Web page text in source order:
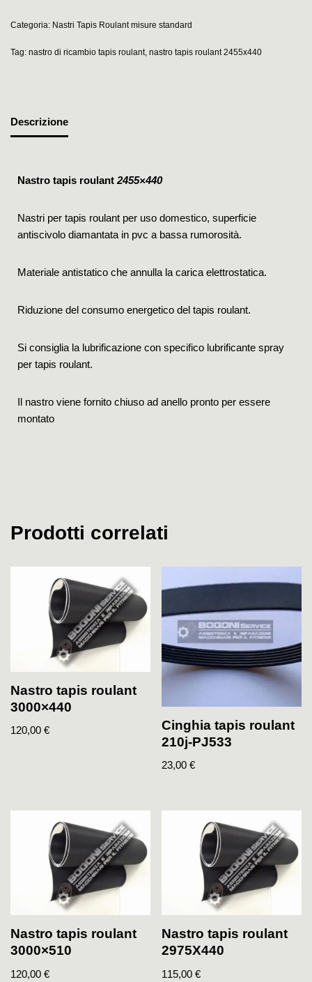
Categoria: Nastri Tapis Roulant misure standard
Tag: nastro di ricambio tapis roulant, nastro tapis roulant 2455x440
Descrizione
Nastro tapis roulant 2455×440
Nastri per tapis roulant per uso domestico, superficie
antiscivolo diamantata in pvc a bassa rumorosità.
Materiale antistatico che annulla la carica elettrostatica.
Riduzione del consumo energetico del tapis roulant.
Si consiglia la lubrificazione con specifico lubrificante spray
per tapis roulant.
Il nastro viene fornito chiuso ad anello pronto per essere
montato
Prodotti correlati
Nastro tapis roulant
3000×440
120,00 €
Cinghia tapis roulant
210j-PJ533
23,00€
Nastro tapis roulant
3000×510
120,00 €
Nastro tapis roulant
2975X440
115,00€